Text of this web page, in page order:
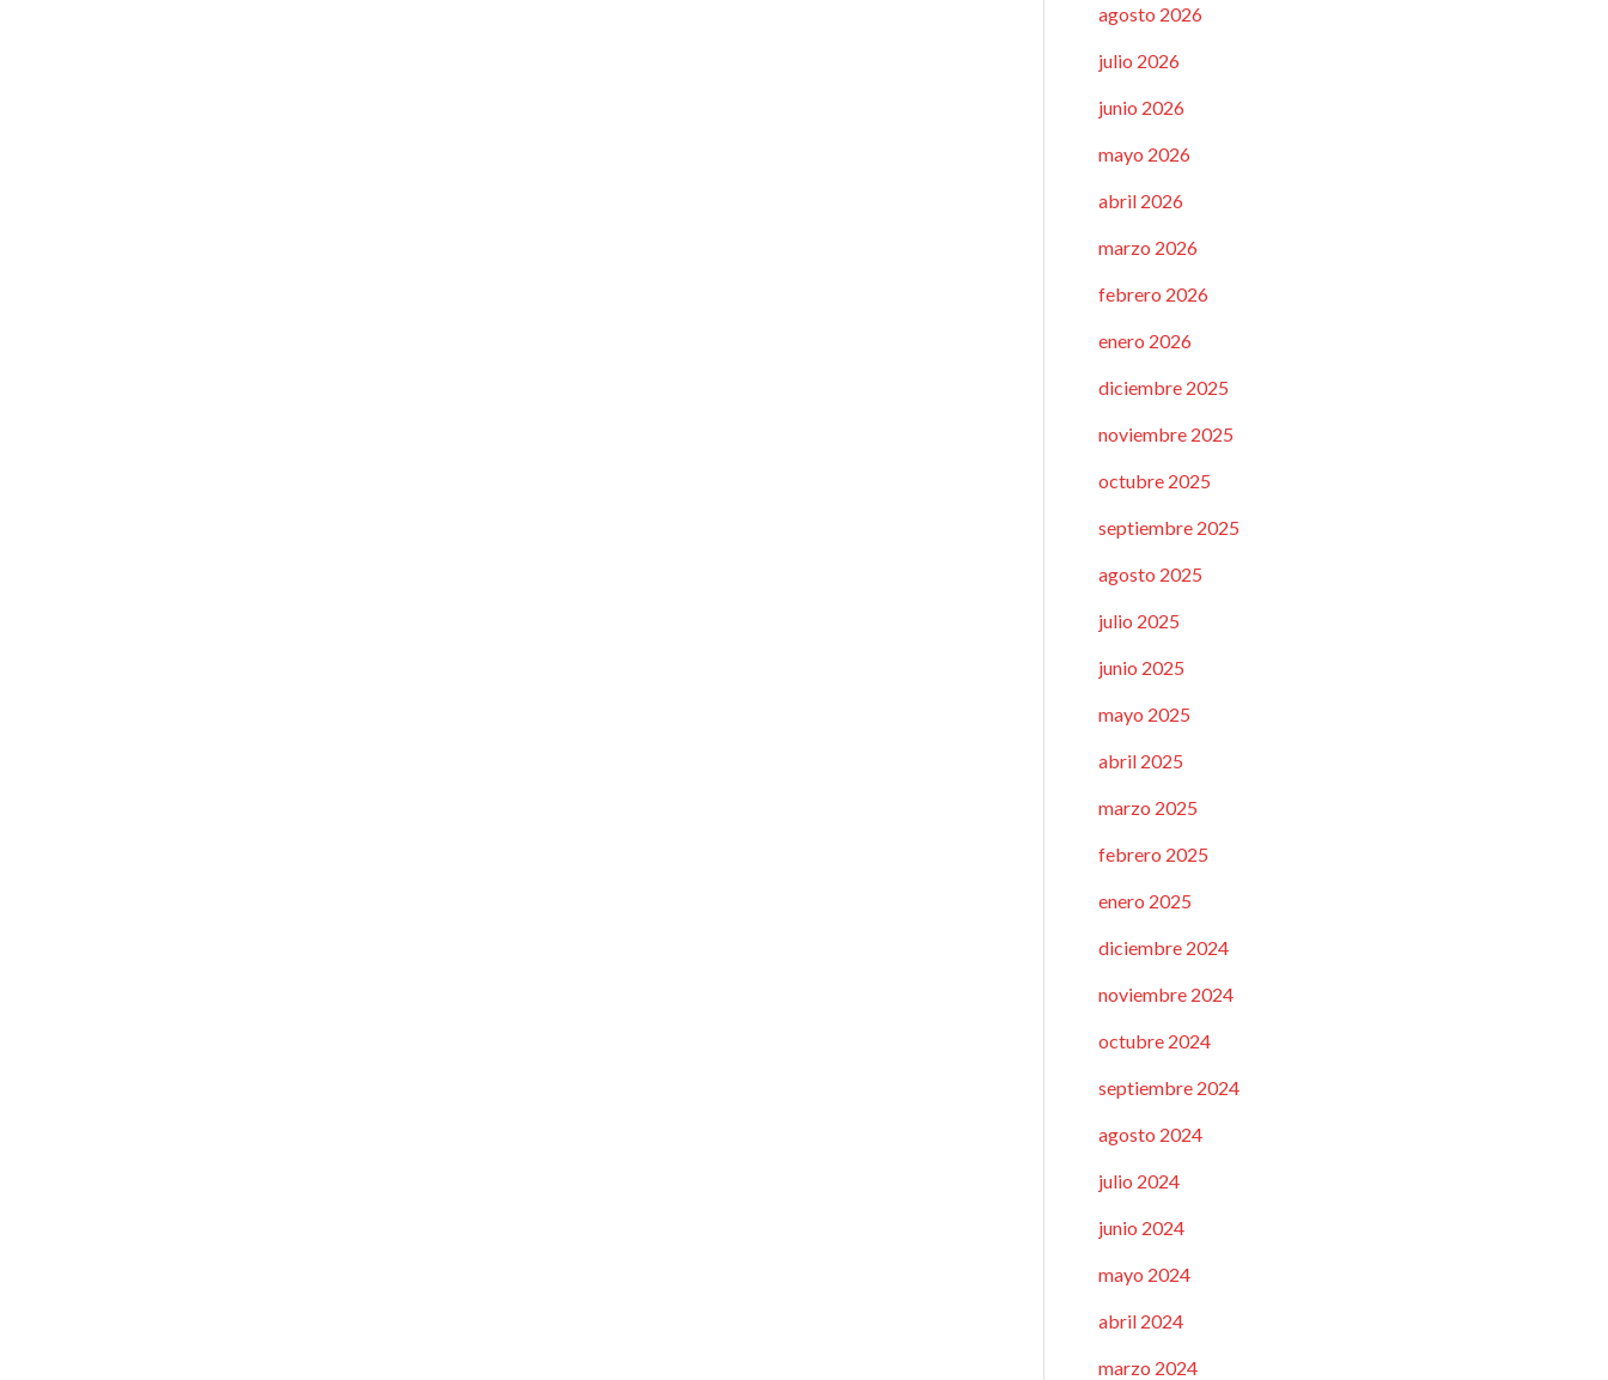
agosto 2026
julio 2026
junio 2026
mayo 2026
abril 2026
marzo 2026
febrero 2026
enero 2026
diciembre 2025
noviembre 2025
octubre 2025
septiembre 2025
agosto 2025
julio 2025
junio 2025
mayo 2025
abril 2025
marzo 2025
febrero 2025
enero 2025
diciembre 2024
noviembre 2024
octubre 2024
septiembre 2024
agosto 2024
julio 2024
junio 2024
mayo 2024
abril 2024
marzo 2024